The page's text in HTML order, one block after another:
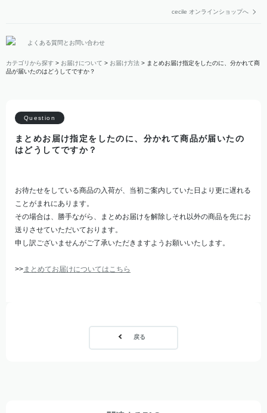
cecile オンラインショップへ
よくある質問とお問い合わせ
カテゴリから探す > お届けについて > お届け方法 > まとめお届け指定をしたのに、分かれて商
品が届いたのはどうしてですか？
まとめお届け指定をしたのに、分かれて商品が届いたの
はどうしてですか？
お待たせをしている商品の入荷が、当初ご案内していた日より更に遅れる
ことがまれにあります。
その場合は、勝手ながら、まとめお届けを解除しそれ以外の商品を先にお
送りさせていただいております。
申し訳ございませんがご了承いただきますようお願いいたします。
>>まとめてお届けについてはこちら
戻る